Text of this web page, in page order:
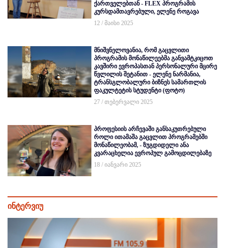
ქართველებთან - FLEX პროგრამის
კურსდამთავრებული, ელენე როგავა
12 / მაისი 2025
მნიშვნელოვანია, რომ გაცვლითი
პროგრამის მონაწილეებმა განვამტკიცოთ
კავშირი ევროპასთან პერსონალური მცირე
წვლილის შეტანით - ელენე ნარმანია,
ტრანსგლობალური ბიზნეს სამართლის
ფაკულტეტის სტუდენტი (ფოტო)
27 / თებერვალი 2025
პროფესიის არჩევაში განსაკუთრებული
როლი ითამაშა გაცვლით პროგრამებში
მონაწილეობამ, - ზუგდიდელი ანა
კვარაცხელია ევროპულ გამოცდილებაზე
18 / იანვარი 2025
ინტერვიუ